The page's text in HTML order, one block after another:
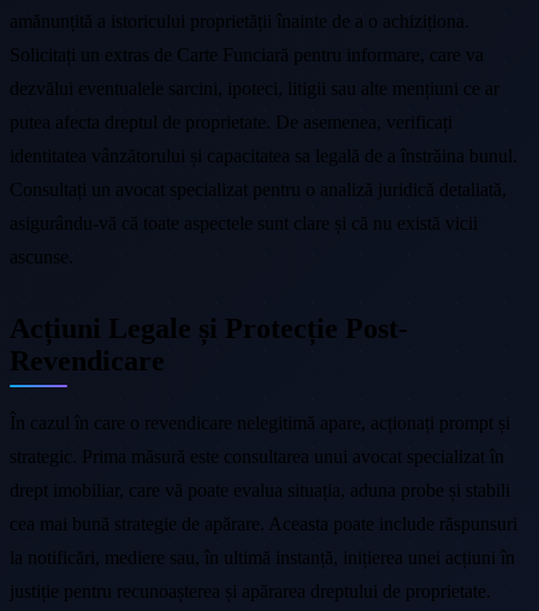
amănunțită a istoricului proprietății înainte de a o achiziționa.
Solicitați un extras de Carte Funciară pentru informare, care va
dezvălui eventualele sarcini, ipoteci, litigii sau alte mențiuni ce ar
putea afecta dreptul de proprietate. De asemenea, verificați
identitatea vânzătorului și capacitatea sa legală de a înstrăina bunul.
Consultați un avocat specializat pentru o analiză juridică detaliată,
asigurându-vă că toate aspectele sunt clare și că nu există vicii
ascunse.
Acțiuni Legale și Protecție Post-
Revendicare
În cazul în care o revendicare nelegitimă apare, acționați prompt și
strategic. Prima măsură este consultarea unui avocat specializat în
drept imobiliar, care vă poate evalua situația, aduna probe și stabili
cea mai bună strategie de apărare. Aceasta poate include răspunsuri
la notificări, mediere sau, în ultimă instanță, inițierea unei acțiuni în
justiție pentru recunoașterea și apărarea dreptului de proprietate.